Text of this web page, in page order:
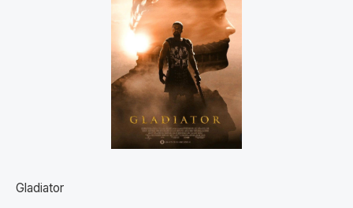
Gladiator